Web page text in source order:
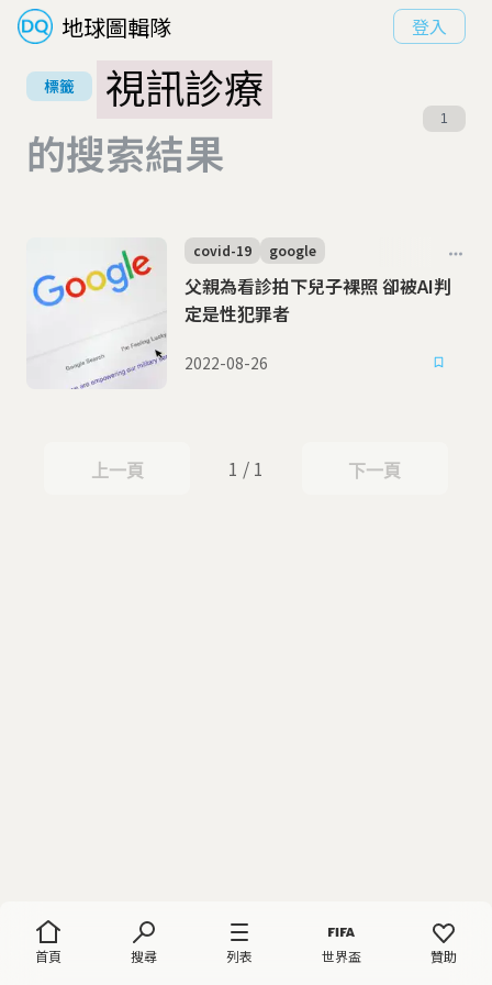
地球圖輯隊 登入
首頁 搜尋 列表 世界盃 贊助
標籤
視訊診療
的搜索結果
1
父親為看診拍下兒子裸照 卻被AI判
定是性犯罪者
covid-19 google
2022-08-26
上一頁
上一頁 1 / 1 下一頁
下一頁